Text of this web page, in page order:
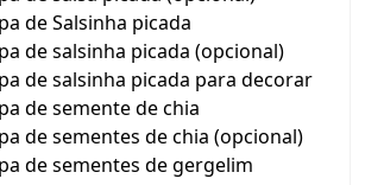
de Salsinha picada
de salsinha picada (opcional)
de salsinha picada para decorar
de semente de chia
de sementes de chia (opcional)
de sementes de gergelim